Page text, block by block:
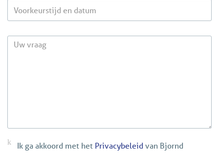
aftrekgerechtigde prestaties, dan wordt de kale huurprijs
met ingang van de datum waarop de optiebeschikking is
vervallen, verhoogd met een nader door de eigenaar te
bepalen percentage
Ik ga akkoord met het Privacybeleidvan Bjornd